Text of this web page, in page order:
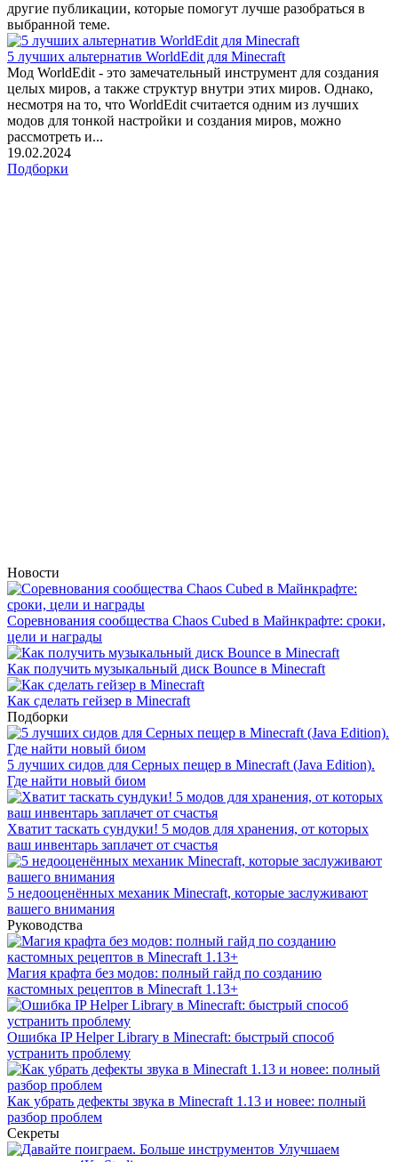
другие публикации, которые помогут лучше разобраться в
выбранной теме.
5 лучших альтернатив WorldEdit для Minecraft
Мод WorldEdit - это замечательный инструмент для создания
целых миров, а также структур внутри этих миров. Однако,
несмотря на то, что WorldEdit считается одним из лучших
модов для тонкой настройки и создания миров, можно
рассмотреть и...
19.02.2024
Подборки
Новости
Соревнования сообщества Chaos Cubed в Майнкрафте: сроки,
цели и награды
Как получить музыкальный диск Bounce в Minecraft
Как сделать гейзер в Minecraft
Подборки
5 лучших сидов для Серных пещер в Minecraft (Java Edition).
Где найти новый биом
Хватит таскать сундуки! 5 модов для хранения, от которых
ваш инвентарь заплачет от счастья
5 недооценённых механик Minecraft, которые заслуживают
вашего внимания
Руководства
Магия крафта без модов: полный гайд по созданию
кастомных рецептов в Minecraft 1.13+
Ошибка IP Helper Library в Minecraft: быстрый способ
устранить проблему
Как убрать дефекты звука в Minecraft 1.13 и новее: полный
разбор проблем
Секреты